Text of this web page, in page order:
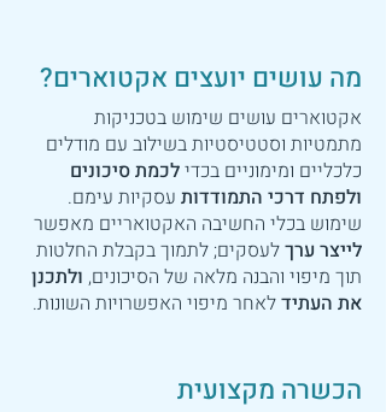
מה עושים יועצים אקטוארים?
אקטוארים עושים שימוש בטכניקות
מתמטיות וסטטיסטיות בשילוב עם מודלים
כלכליים ומימוניים בכדילכמת סיכונים
ולפתח דרכי התמודדות עסקיות עימם.
שימוש בכלי החשיבה האקטואריים מאפשר
לייצר ערךלעסקים; לתמוך בקבלת החלטות
תוך מיפוי והבנה מלאה של הסיכונים, ולתכנן
את העתידלאחר מיפוי האפשרויות השונות.
הכשרה מקצועית